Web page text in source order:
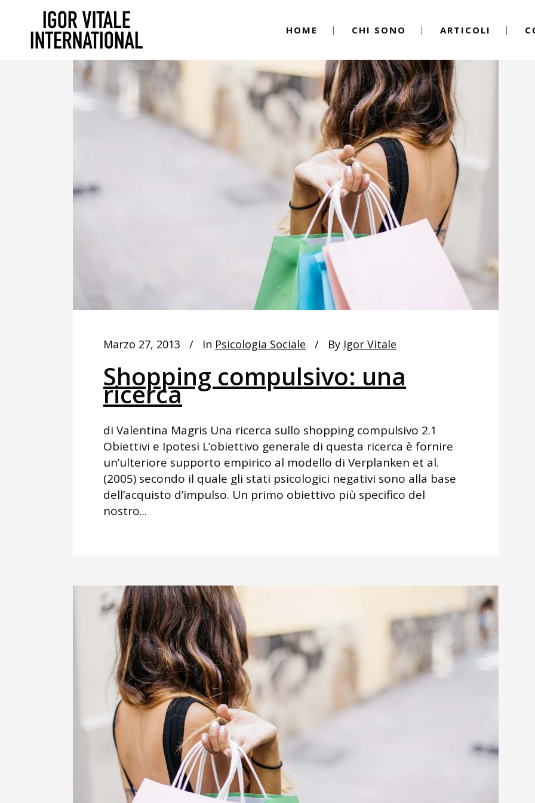
HOME CHI SONO ARTICOLI
Marzo 27, 2013 In Psicologia Sociale By Igor Vitale
Shopping compulsivo: una
ricerca
di Valentina Magris Una ricerca sullo shopping compulsivo 2.1
Obiettivi e Ipotesi L’obiettivo generale di questa ricerca è fornire
un’ulteriore supporto empirico al modello di Verplanken et al.
(2005) secondo il quale gli stati psicologici negativi sono alla base
dell’acquisto d’impulso. Un primo obiettivo più specifico del
nostro...